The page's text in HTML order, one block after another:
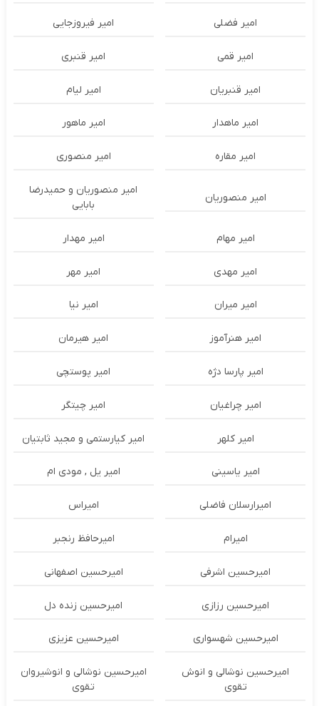
امیر فضلی امیر فیروزجایی
امیر قمی امیر قنبری
امیر قنبریان امیر لیام
امیر ماهدار امیر ماهور
امیر مقاره امیر منصوری
امیر منصوریان
امیر منصوریان و حمیدرضا
بابایی
امیر مهام امیر مهدار
امیر مهدی امیر مهر
امیر میران امیر نیا
امیر هنرآموز امیر هیرمان
امیر پارسا دژه امیر پوستچی
امیر چراغیان امیر چیتگر
امیر کلهر امیر کیارستمی و مجید ثابتیان
امیر یاسینی امیر یل , مودی ام
امیرارسلان فاضلی امیراس
امیرام امیرحافظ رنجبر
امیرحسین اشرفی امیرحسین اصفهانی
امیرحسین رزازی امیرحسین زنده دل
امیرحسین شهسواری امیرحسین عزیزی
امیرحسین نوشالی و انوش
تقوی
امیرحسین نوشالی و انوشیروان
تقوی